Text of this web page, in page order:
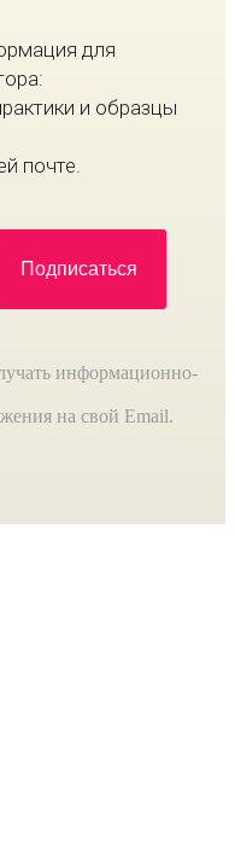
для
и образцы
почте.
информационно-
на свой Email.